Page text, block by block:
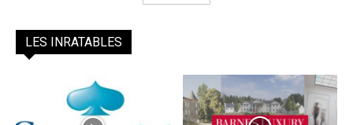
LES INRATABLES